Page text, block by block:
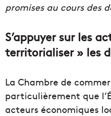
promises au cours des
S’appuyer sur les
territorialiser » les
La Chambre de
particulièrement que
acteurs économiques